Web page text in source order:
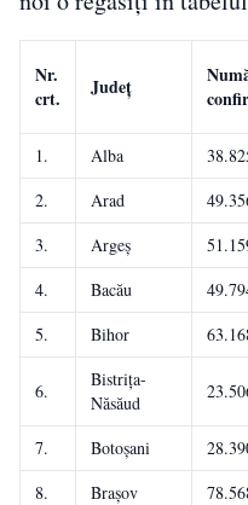
Nr.
crt.
Județ
1. Alba
2.
Arad
3.
Argeș
4.
Bacău
5.
Bihor
6.
Bistrița-
Năsăud
7. Botoșani
8.
Brașov